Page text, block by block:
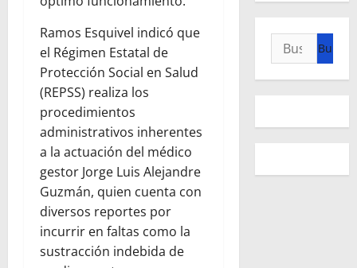
Ramos Esquivel indicó que
el Régimen Estatal de
Protección Social en Salud
(REPSS) realiza los
procedimientos
administrativos inherentes
a la actuación del médico
gestor Jorge Luis Alejandre
Guzmán, quien cuenta con
diversos reportes por
incurrir en faltas como la
sustracción indebida de
Buscar: